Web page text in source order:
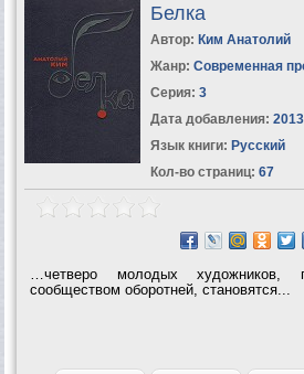
Белка
Автор: Ким Анатолий
Жанр: Современная
Серия: 3
Дата добавления:
Язык книги: Русский
Кол-во страниц: 67
…четверо молодых художников,
сообществом оборотней, становятся...